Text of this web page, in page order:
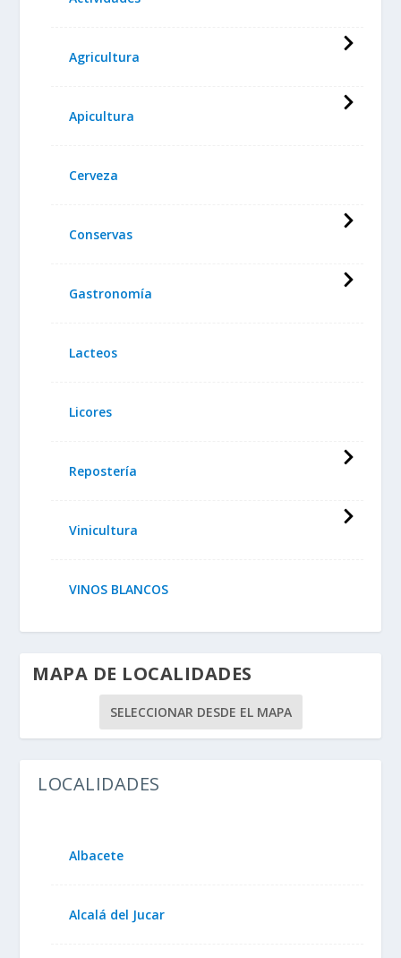
Agricultura
Apicultura
Cerveza
Conservas
Gastronomía
Lacteos
Licores
Repostería
Vinicultura
VINOS BLANCOS
MAPA DE LOCALIDADES
SELECCIONAR DESDE EL MAPA
LOCALIDADES
Albacete
Alcalá del Jucar